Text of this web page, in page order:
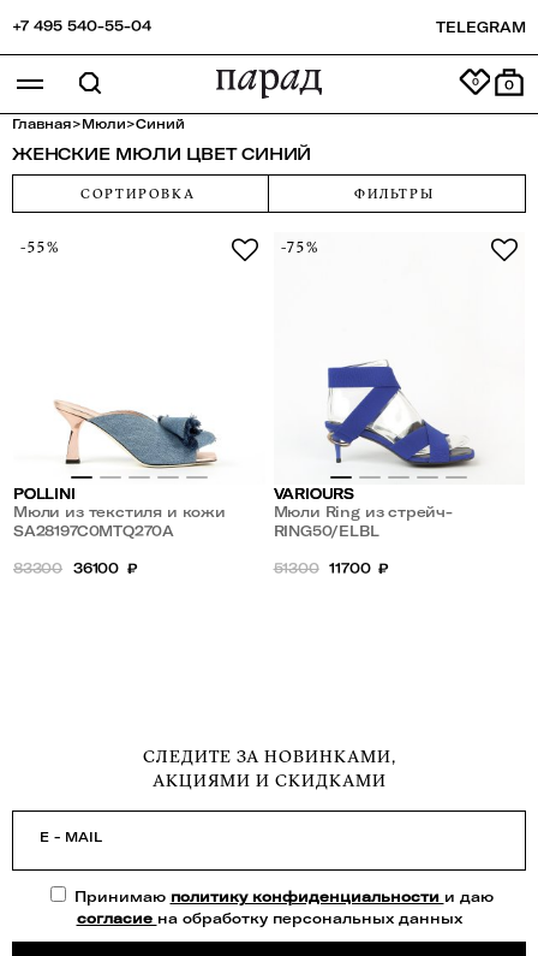
+7 495 540-55-04 TELEGRAM
0
Главная>Мюли>Синий
ЖЕНСКИЕ МЮЛИ ЦВЕТ СИНИЙ
СОРТИРОВКА ФИЛЬТРЫ
-55%
POLLINI
Мюли из текстиля и кожи
SA28197C0MTQ270A
83300 36100 ₽
-75%
VARIOURS
Мюли Ring из стрейч-
ремешков
RING50/ELBL
51300 11700 ₽
СЛЕДИТЕ ЗА НОВИНКАМИ,
АКЦИЯМИ И СКИДКАМИ
E - MAIL
Принимаю политику конфиденциальности и даю
согласие на обработку персональных данных